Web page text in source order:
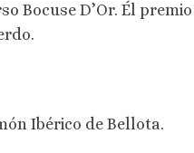
Bocuse D’Or. Él
Ibérico de Bellota.